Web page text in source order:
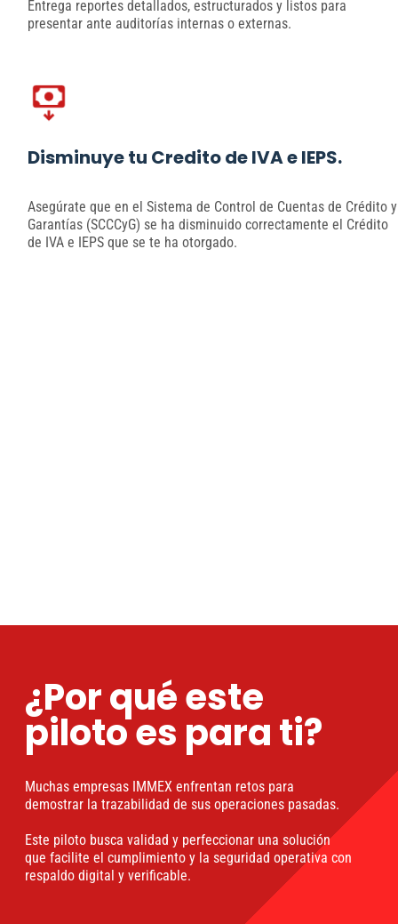
Entrega reportes detallados, estructurados y listos para
presentar ante auditorías internas o externas.
Disminuye tu Credito de IVA e IEPS.
Asegúrate que en el Sistema de Control de Cuentas de Crédito y
Garantías (SCCCyG) se ha disminuido correctamente el Crédito
de IVA e IEPS que se te ha otorgado.
¿Por qué este
piloto es para ti?
Muchas empresas IMMEX enfrentan retos para
demostrar la trazabilidad de sus operaciones pasadas.
Este piloto busca validad y perfeccionar una solución
que facilite el cumplimiento y la seguridad operativa con
respaldo digital y verificable.